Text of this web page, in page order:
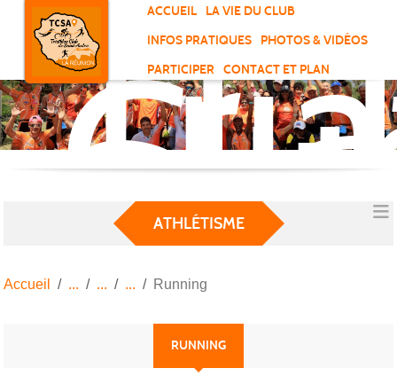
ACCUEIL
LA VIE DU CLUB
INFOS PRATIQUES
PHOTOS & VIDÉOS
PARTICIPER
CONTACT ET PLAN
de
ATHLÉTISME
Accueil Running
RUNNING
Panneau de gestion des cookies